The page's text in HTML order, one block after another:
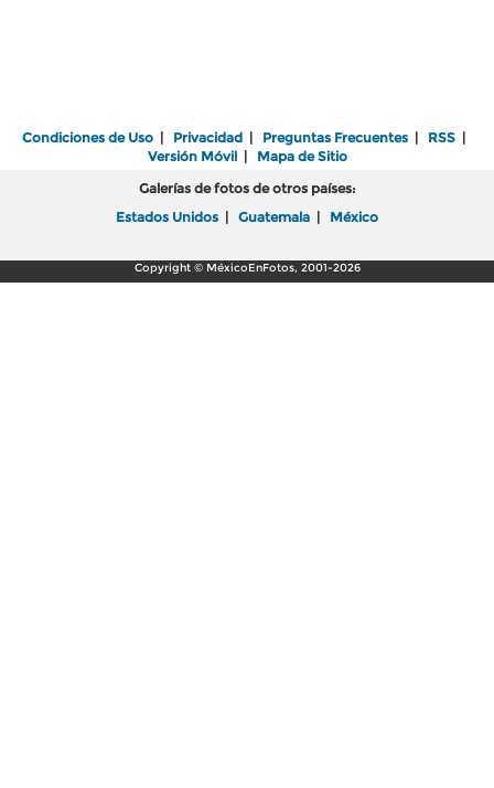
Condiciones de Uso | Privacidad | Preguntas Frecuentes | RSS |
Versión Móvil| Mapa de Sitio
Galerías de fotos de otros países:
Estados Unidos | Guatemala | México
Copyright © MéxicoEnFotos, 2001-2026